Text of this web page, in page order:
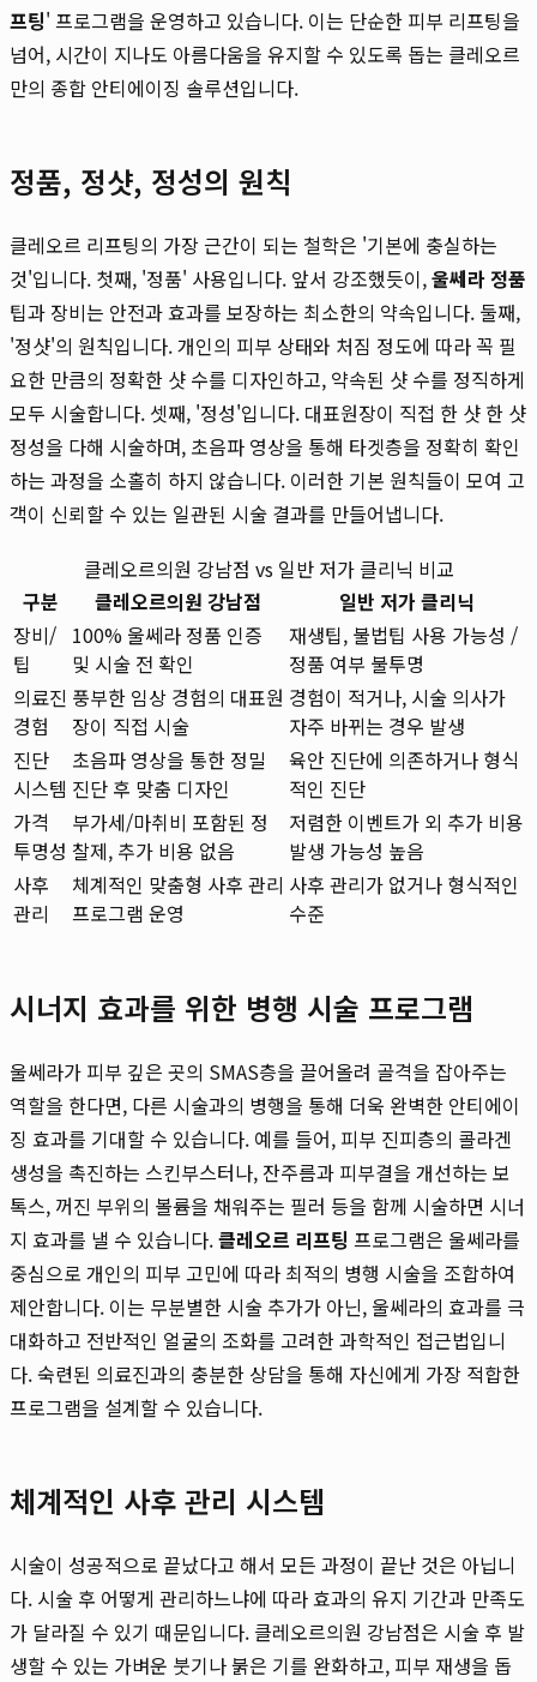
프팅' 프로그램을 운영하고 있습니다. 이는 단순한 피부 리프팅을
넘어, 시간이 지나도 아름다움을 유지할 수 있도록 돕는 클레오르
만의 종합 안티에이징 솔루션입니다.
정품, 정샷, 정성의 원칙
클레오르 리프팅의 가장 근간이 되는 철학은 '기본에 충실하는
것'입니다. 첫째, '정품' 사용입니다. 앞서 강조했듯이,울쎄라 정품
팁과 장비는 안전과 효과를 보장하는 최소한의 약속입니다. 둘째,
'정샷'의 원칙입니다. 개인의 피부 상태와 처짐 정도에 따라 꼭 필
요한 만큼의 정확한 샷 수를 디자인하고, 약속된 샷 수를 정직하게
모두 시술합니다. 셋째, '정성'입니다. 대표원장이 직접 한 샷 한 샷
정성을 다해 시술하며, 초음파 영상을 통해 타겟층을 정확히 확인
하는 과정을 소홀히 하지 않습니다. 이러한 기본 원칙들이 모여 고
객이 신뢰할 수 있는 일관된 시술 결과를 만들어냅니다.
클레오르의원 강남점 vs 일반 저가 클리닉 비교
구분
클레오르의원 강남점
일반 저가 클리닉
장비/
팁
100% 울쎄라 정품 인증
및 시술 전 확인
재생팁, 불법팁 사용 가능성 /
정품 여부 불투명
의료진
경험
풍부한 임상 경험의 대표원
장이 직접 시술
경험이 적거나, 시술 의사가
자주 바뀌는 경우 발생
진단
시스템
초음파 영상을 통한 정밀
진단 후 맞춤 디자인
육안 진단에 의존하거나 형식
적인 진단
가격
투명성
부가세/마취비 포함된 정
찰제, 추가 비용 없음
저렴한 이벤트가 외 추가 비용
발생 가능성 높음
사후
관리
체계적인 맞춤형 사후 관리
프로그램 운영
사후 관리가 없거나 형식적인
수준
시너지 효과를 위한 병행 시술 프로그램
울쎄라가 피부 깊은 곳의 SMAS층을 끌어올려 골격을 잡아주는
역할을 한다면, 다른 시술과의 병행을 통해 더욱 완벽한 안티에이
징 효과를 기대할 수 있습니다. 예를 들어, 피부 진피층의 콜라겐
생성을 촉진하는 스킨부스터나, 잔주름과 피부결을 개선하는 보
톡스, 꺼진 부위의 볼륨을 채워주는 필러 등을 함께 시술하면 시너
지 효과를 낼 수 있습니다.클레오르 리프팅 프로그램은 울쎄라를
중심으로 개인의 피부 고민에 따라 최적의 병행 시술을 조합하여
제안합니다. 이는 무분별한 시술 추가가 아닌, 울쎄라의 효과를 극
대화하고 전반적인 얼굴의 조화를 고려한 과학적인 접근법입니
다. 숙련된 의료진과의 충분한 상담을 통해 자신에게 가장 적합한
프로그램을 설계할 수 있습니다.
체계적인 사후 관리 시스템
시술이 성공적으로 끝났다고 해서 모든 과정이 끝난 것은 아닙니
다. 시술 후 어떻게 관리하느냐에 따라 효과의 유지 기간과 만족도
가 달라질 수 있기 때문입니다. 클레오르의원 강남점은 시술 후 발
생할 수 있는 가벼운 붓기나 붉은 기를 완화하고, 피부 재생을 돕